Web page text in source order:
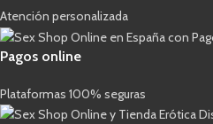
Atención personalizada
Pagos online
Plataformas 100% seguras